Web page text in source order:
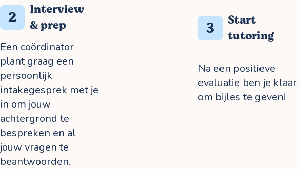
2
Interview
& prep
Een coördinator
plant graag een
persoonlijk
intakegesprek met je
in om jouw
achtergrond te
bespreken en al
jouw vragen te
beantwoorden.
3
Start
tutoring
Na een positieve
evaluatie ben je klaar
om bijles te geven!